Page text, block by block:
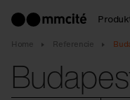
Home Referencie